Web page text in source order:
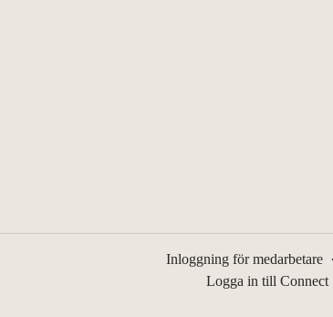
Inloggning för medarbetare ·
Logga in till Connect